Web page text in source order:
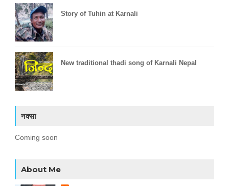
Story of Tuhin at Karnali
New traditional thadi song of Karnali Nepal
नक्सा
Coming soon
About Me